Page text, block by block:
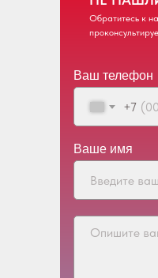
Обратитесь к
Ваш телефон
+7
Ваше имя